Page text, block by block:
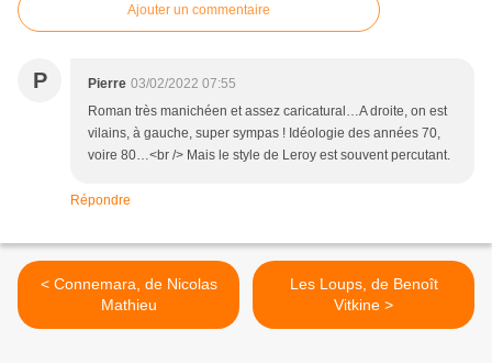
Ajouter un commentaire
P Pierre 03/02/2022 07:55
Roman très manichéen et assez caricatural…A droite, on est
vilains, à gauche, super sympas ! Idéologie des années 70,
voire 80…<br /> Mais le style de Leroy est souvent percutant.
Répondre
< Connemara, de Nicolas
Mathieu
Les Loups, de Benoît
Vitkine >